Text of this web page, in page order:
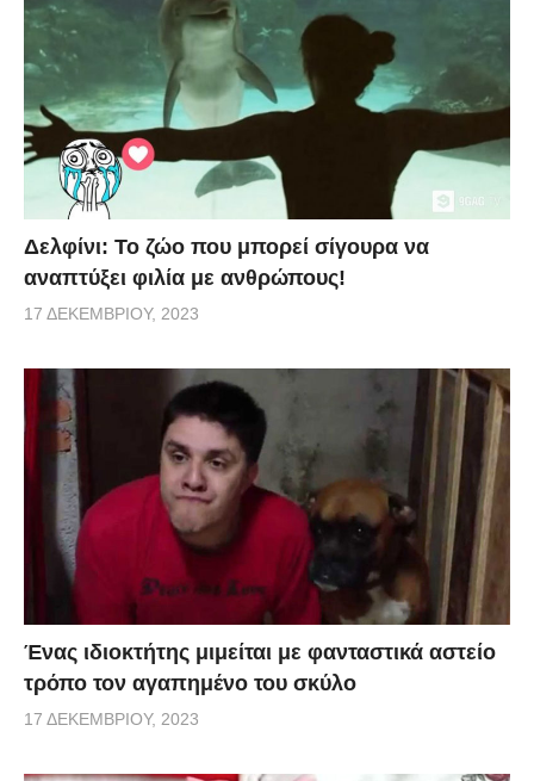
Δελφίνι: Το ζώο που μπορεί σίγουρα να
αναπτύξει φιλία με ανθρώπους!
17 ΔΕΚΕΜΒΡΊΟΥ, 2023
Ένας ιδιοκτήτης μιμείται με φανταστικά αστείο
τρόπο τον αγαπημένο του σκύλο
17 ΔΕΚΕΜΒΡΊΟΥ, 2023